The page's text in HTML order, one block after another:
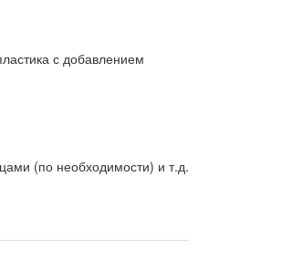
с добавлением
(по необходимости) и т.д.